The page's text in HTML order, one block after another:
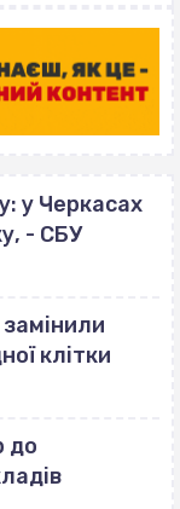
у Черкасах
- СБУ
замінили
клітки
до